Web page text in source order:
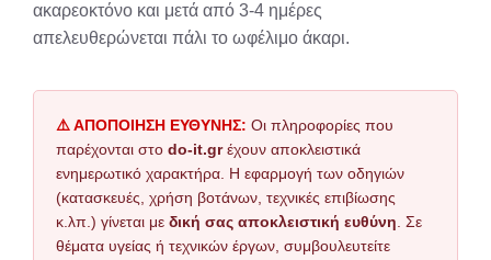
ακαρεοκτόνο και μετά από 3-4 ημέρες
απελευθερώνεται πάλι το ωφέλιμο άκαρι.
⚠️ ΑΠΟΠΟΙΗΣΗ ΕΥΘΥΝΗΣ: Οι πληροφορίες που
παρέχονται στο do-it.grέχουν αποκλειστικά
ενημερωτικό χαρακτήρα. Η εφαρμογή των οδηγιών
(κατασκευές, χρήση βοτάνων, τεχνικές επιβίωσης
κ.λπ.) γίνεται με δική σας αποκλειστική ευθύνη . Σε
θέματα υγείας ή τεχνικών έργων, συμβουλευτείτε